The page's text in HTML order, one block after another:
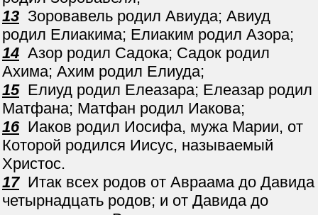
13 Зоровавель родил Авиуда; Авиуд
родил Елиакима; Елиаким родил Азора;
14 Азор родил Садока; Садок родил
Ахима; Ахим родил Елиуда;
15Елиуд родил Елеазара; Елеазар родил
Матфана; Матфан родил Иакова;
16Иаков родил Иосифа, мужа Марии, от
Которой родился Иисус, называемый
Христос.
17Итак всех родов от Авраама до Давида
четырнадцать родов; и от Давида до